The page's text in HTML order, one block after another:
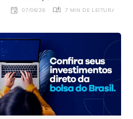
07/08/26 7 MIN DE LEITURA